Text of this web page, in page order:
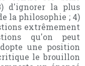
d'ignorer la plus
la philosophie ; 4)
extrêmement
qu'on peut
une position
le brouillon